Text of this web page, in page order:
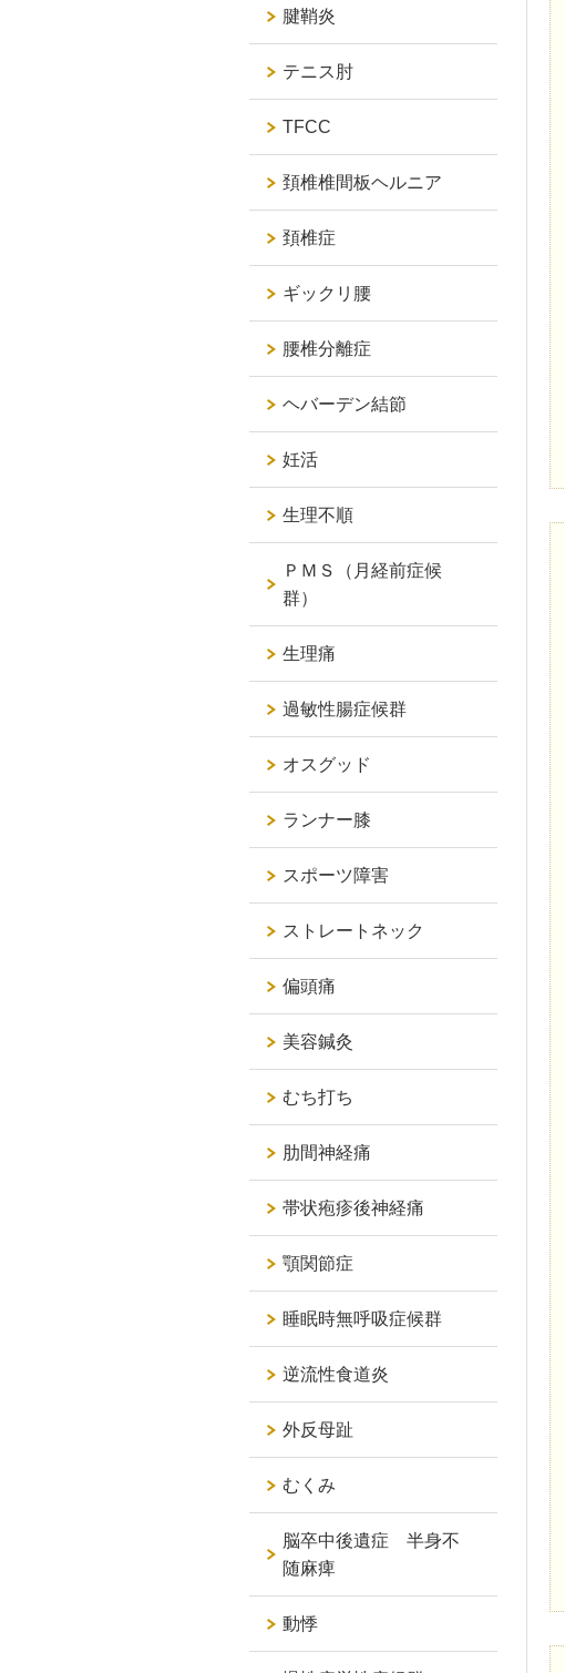
腱鞘炎
テニス肘
TFCC
頚椎椎間板ヘルニア
頚椎症
ギックリ腰
腰椎分離症
ヘバーデン結節
妊活
生理不順
ＰＭＳ（月経前症候
群）
生理痛
過敏性腸症候群
オスグッド
ランナー膝
スポーツ障害
ストレートネック
偏頭痛
美容鍼灸
むち打ち
肋間神経痛
帯状疱疹後神経痛
顎関節症
睡眠時無呼吸症候群
逆流性食道炎
外反母趾
むくみ
脳卒中後遺症 半身不
随麻痺
動悸